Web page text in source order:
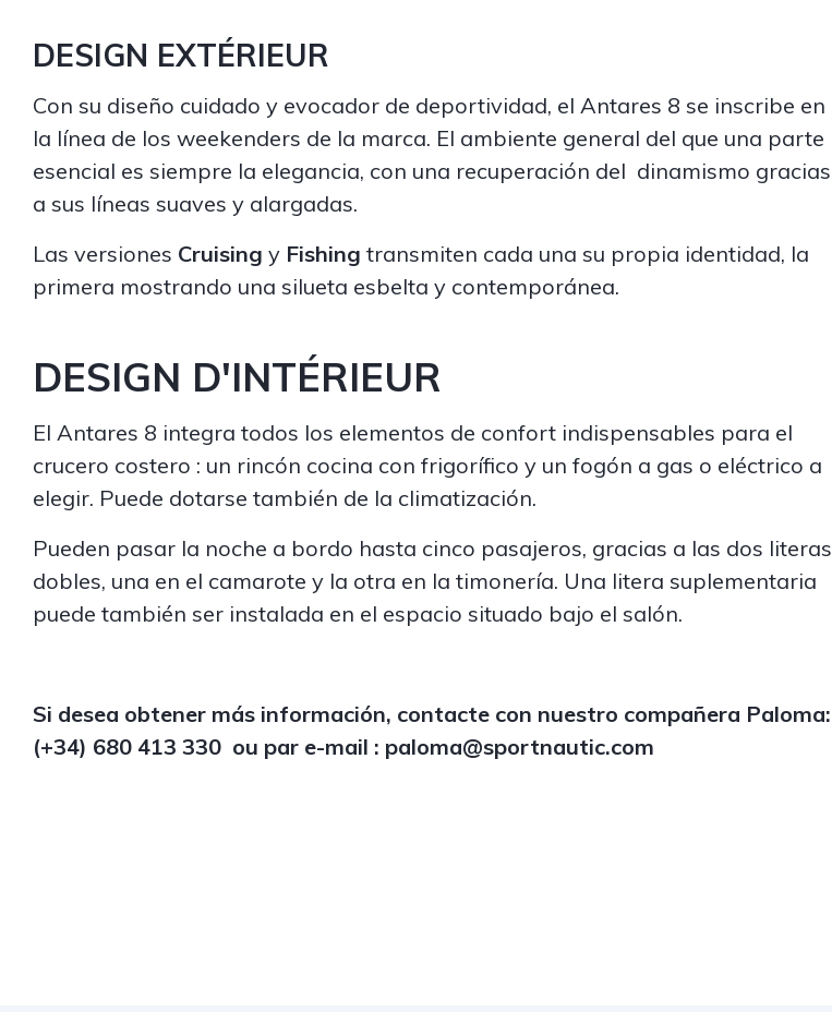
DESIGN EXTÉRIEUR
Con su diseño cuidado y evocador de deportividad, el Antares 8 se inscribe en
la línea de los weekenders de la marca. El ambiente general del que una parte
esencial es siempre la elegancia, con una recuperación del dinamismo gracias
a sus líneas suaves y alargadas.
Las versiones Cruising y Fishing transmiten cada una su propia identidad, la
primera mostrando una silueta esbelta y contemporánea.
DESIGN D'INTÉRIEUR
El Antares 8 integra todos los elementos de confort indispensables para el
crucero costero : un rincón cocina con frigorífico y un fogón a gas o eléctrico a
elegir. Puede dotarse también de la climatización.
Pueden pasar la noche a bordo hasta cinco pasajeros, gracias a las dos literas
dobles, una en el camarote y la otra en la timonería. Una litera suplementaria
puede también ser instalada en el espacio situado bajo el salón.
Si desea obtener más información, contacte con nuestro compañera Paloma:
(+34) 680 413 330 ou par e-mail : paloma@sportnautic.com